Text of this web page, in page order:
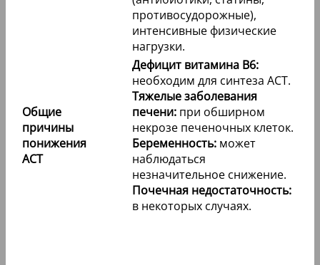
противосудорожные),
интенсивные физические
нагрузки.
Общие
причины
понижения
АСТ
Дефицит витамина B6:
необходим для синтеза АСТ.
Тяжелые заболевания
печени: при обширном
некрозе печеночных клеток.
Беременность: может
наблюдаться
незначительное снижение.
Почечная недостаточность:
в некоторых случаях.